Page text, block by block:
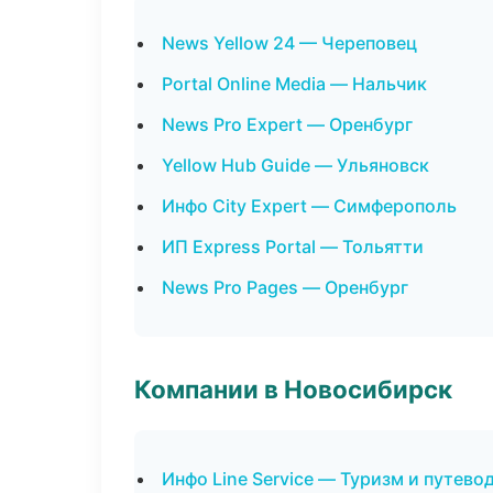
News Yellow 24 — Череповец
Portal Online Media — Нальчик
News Pro Expert — Оренбург
Yellow Hub Guide — Ульяновск
Инфо City Expert — Симферополь
ИП Express Portal — Тольятти
News Pro Pages — Оренбург
Компании в Новосибирск
Инфо Line Service — Туризм и